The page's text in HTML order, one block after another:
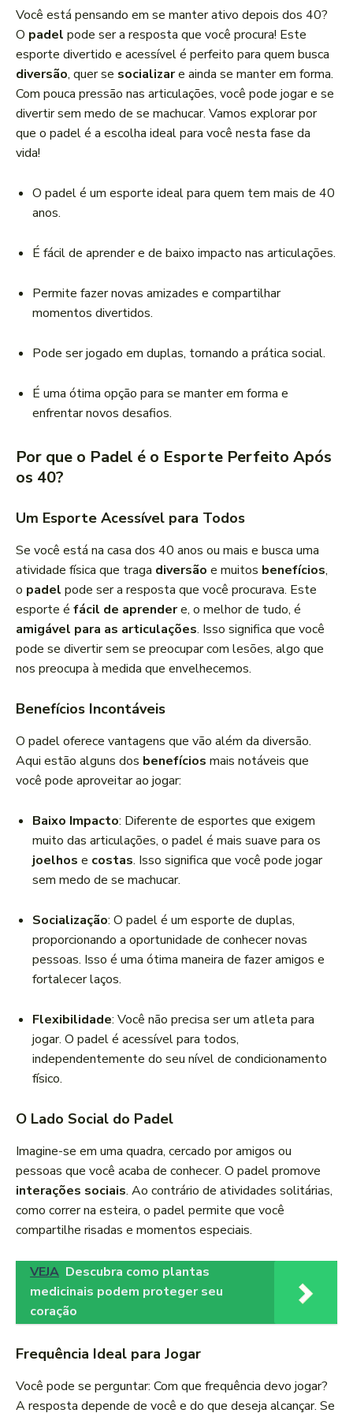
d
o
r
d
e
á
u
d
o
Você está pensando em se manter ativo depois dos 40?
O padel pode ser a resposta que você procura! Este
esporte divertido e acessível é perfeito para quem busca
diversão, quer se socializare ainda se manter em forma.
Com pouca pressão nas articulações, você pode jogar e se
divertir sem medo de se machucar. Vamos explorar por
que o padel é a escolha ideal para você nesta fase da
vida!
O padel é um esporte ideal para quem tem mais de 40
anos.
É fácil de aprender e de baixo impacto nas articulações.
Permite fazer novas amizades e compartilhar
momentos divertidos.
Pode ser jogado em duplas, tornando a prática social.
É uma ótima opção para se manter em forma e
enfrentar novos desafios.
Por que o Padel é o Esporte Perfeito Após
os 40?
Um Esporte Acessível para Todos
Se você está na casa dos 40 anos ou mais e busca uma
atividade física que traga diversão e muitos benefícios,
o padel pode ser a resposta que você procurava. Este
esporte é fácil de aprendere, o melhor de tudo, é
amigável para as articulações. Isso significa que você
pode se divertir sem se preocupar com lesões, algo que
nos preocupa à medida que envelhecemos.
Benefícios Incontáveis
O padel oferece vantagens que vão além da diversão.
Aqui estão alguns dos benefícios mais notáveis que
você pode aproveitar ao jogar:
Baixo Impacto: Diferente de esportes que exigem
muito das articulações, o padel é mais suave para os
joelhos e costas. Isso significa que você pode jogar
sem medo de se machucar.
Socialização: O padel é um esporte de duplas,
proporcionando a oportunidade de conhecer novas
pessoas. Isso é uma ótima maneira de fazer amigos e
fortalecer laços.
Flexibilidade: Você não precisa ser um atleta para
jogar. O padel é acessível para todos,
independentemente do seu nível de condicionamento
físico.
O Lado Social do Padel
Imagine-se em uma quadra, cercado por amigos ou
pessoas que você acaba de conhecer. O padel promove
interações sociais. Ao contrário de atividades solitárias,
como correr na esteira, o padel permite que você
compartilhe risadas e momentos especiais.
VEJA Descubra como plantas
medicinais podem proteger seu
coração
Frequência Ideal para Jogar
Você pode se perguntar: Com que frequência devo jogar?
A resposta depende de você e do que deseja alcançar. Se